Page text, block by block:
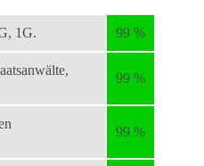
1G. 99 %
99 %
99 %